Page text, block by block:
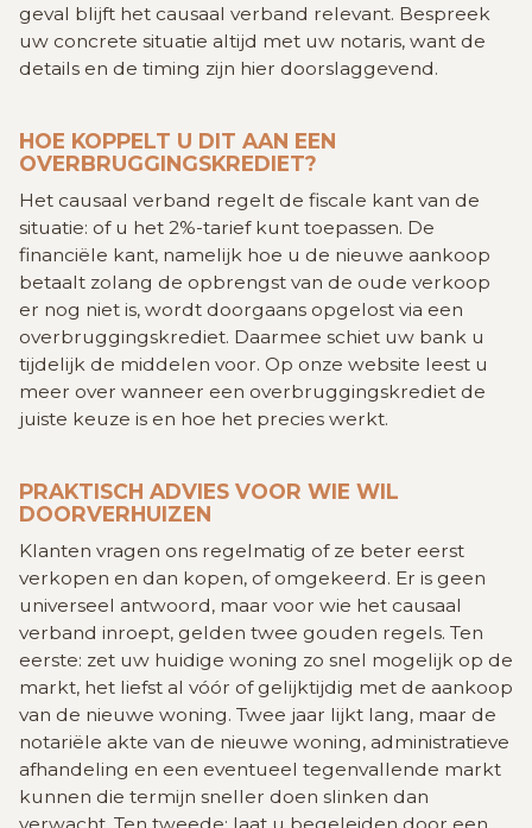
geval blijft het causaal verband relevant. Bespreek
uw concrete situatie altijd met uw notaris, want de
details en de timing zijn hier doorslaggevend.
HOE KOPPELT U DIT AAN EEN
OVERBRUGGINGSKREDIET?
Het causaal verband regelt de fiscale kant van de
situatie: of u het 2%-tarief kunt toepassen. De
financiële kant, namelijk hoe u de nieuwe aankoop
betaalt zolang de opbrengst van de oude verkoop
er nog niet is, wordt doorgaans opgelost via een
overbruggingskrediet. Daarmee schiet uw bank u
tijdelijk de middelen voor. Op onze website leest u
meer over wanneer een overbruggingskrediet de
juiste keuze is en hoe het precies werkt.
PRAKTISCH ADVIES VOOR WIE WIL
DOORVERHUIZEN
Klanten vragen ons regelmatig of ze beter eerst
verkopen en dan kopen, of omgekeerd. Er is geen
universeel antwoord, maar voor wie het causaal
verband inroept, gelden twee gouden regels. Ten
eerste: zet uw huidige woning zo snel mogelijk op de
markt, het liefst al vóór of gelijktijdig met de aankoop
van de nieuwe woning. Twee jaar lijkt lang, maar de
notariële akte van de nieuwe woning, administratieve
afhandeling en een eventueel tegenvallende markt
kunnen die termijn sneller doen slinken dan